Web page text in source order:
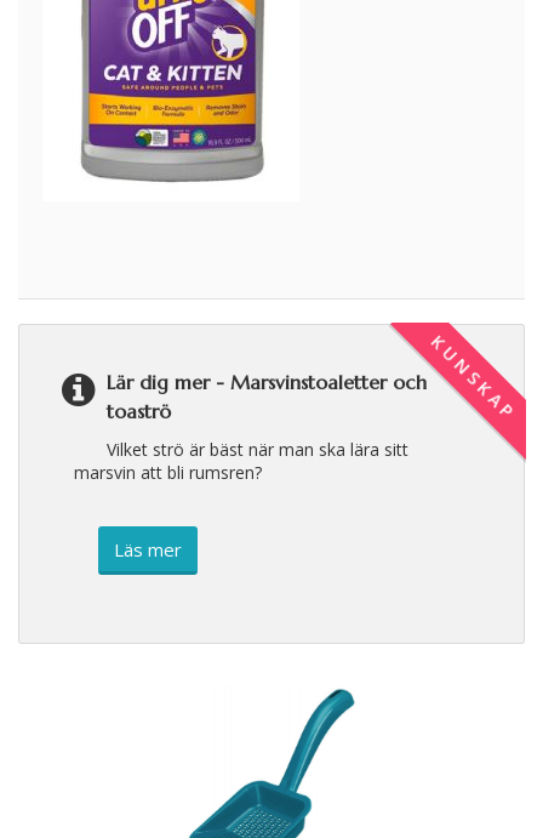
KUNSKAP
Lär dig mer - Marsvinstoaletter och
toaströ
Vilket strö är bäst när man ska lära sitt
marsvin att bli rumsren?
Läs mer